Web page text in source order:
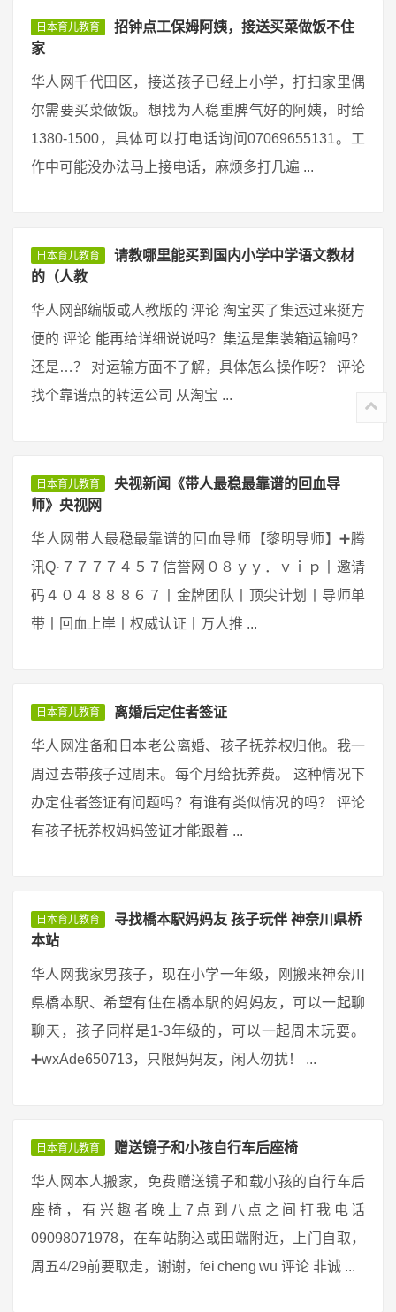
日本育儿教育
招钟点工保姆阿姨，接送买菜做饭不住
家
华人网千代田区，接送孩子已经上小学，打扫家里偶
尔需要买菜做饭。想找为人稳重脾气好的阿姨，时给
1380-1500，具体可以打电话询问07069655131。工
作中可能没办法马上接电话，麻烦多打几遍 ...
日本育儿教育
请教哪里能买到国内小学中学语文教材
的（人教
华人网部编版或人教版的 评论 淘宝买了集运过来挺方
便的 评论 能再给详细说说吗？集运是集装箱运输吗？
还是…？ 对运输方面不了解，具体怎么操作呀？ 评论
找个靠谱点的转运公司 从淘宝 ...
日本育儿教育
央视新闻《带人最稳最靠谱的回血导
师》央视网
华人网带人最稳最靠谱的回血导师【黎明导师】➕腾
讯Q·７７７７４５７信誉网０８ｙｙ．ｖｉｐ丨邀请
码４０４８８８６７丨金牌团队丨顶尖计划丨导师单
带丨回血上岸丨权威认证丨万人推 ...
日本育儿教育 离婚后定住者签证
华人网准备和日本老公离婚、孩子抚养权归他。我一
周过去带孩子过周末。每个月给抚养费。 这种情况下
办定住者签证有问题吗？有谁有类似情况的吗？ 评论
有孩子抚养权妈妈签证才能跟着 ...
日本育儿教育
寻找橋本駅妈妈友 孩子玩伴 神奈川県桥
本站
华人网我家男孩子，现在小学一年级，刚搬来神奈川
県橋本駅、希望有住在橋本駅的妈妈友，可以一起聊
聊天，孩子同样是1-3年级的，可以一起周末玩耍。
➕wxAde650713，只限妈妈友，闲人勿扰！ ...
日本育儿教育 赠送镜子和小孩自行车后座椅
华人网本人搬家，免费赠送镜子和载小孩的自行车后
座椅，有兴趣者晚上7点到八点之间打我电话
09098071978，在车站駒込或田端附近，上门自取，
周五4/29前要取走，谢谢，fei cheng wu 评论 非诚 ...